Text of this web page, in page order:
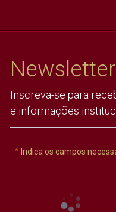
Newsletter
Inscreva-se para
e informações
Indica os campos